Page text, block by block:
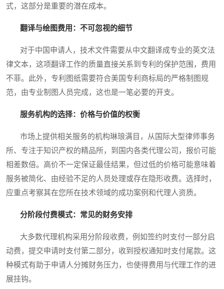
式，这部分是重要的潜在成本。
翻译与绘图费用：不可忽视的细节
对于中国申请人，技术文件需要从中文翻译成专业的英文法
律文本，这项翻译工作的质量直接关系到专利的保护范围，费用
不菲。此外，专利图纸需要符合美国专利商标局的严格制图规
范，由专业制图人员完成，这也是一笔必要的开支。
服务机构的选择：价格与价值的权衡
市场上提供相关服务的机构琳琅满目，从国际大型律师事务
所、专注于知识产权的精品所，到国内各类代理公司，报价可能
相差数倍。高价不一定保证最佳结果，但过低的价格可能意味着
服务被简化、由经验不足的人员处理或存在隐形收费。选择时，
应重点考察其在您所在技术领域的成功案例和代理人资质。
分阶段付费模式：常见的财务安排
大多数代理机构采用分阶段收费，例如签约时支付一部分启
动费，提交申请时支付第二部分，收到授权通知时支付尾款。这
种模式有助于申请人分摊财务压力，也使得费用与代理工作的进
展挂钩。